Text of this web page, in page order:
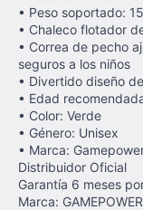
• Peso soportado:
• Chaleco flotador
• Correa de pecho
seguros a los niños
• Divertido diseño
• Edad
• Color: Verde
• Género: Unisex
• Marca:
Distribuidor Oficial
Garantía 6 meses
Marca: GAMEPOWER